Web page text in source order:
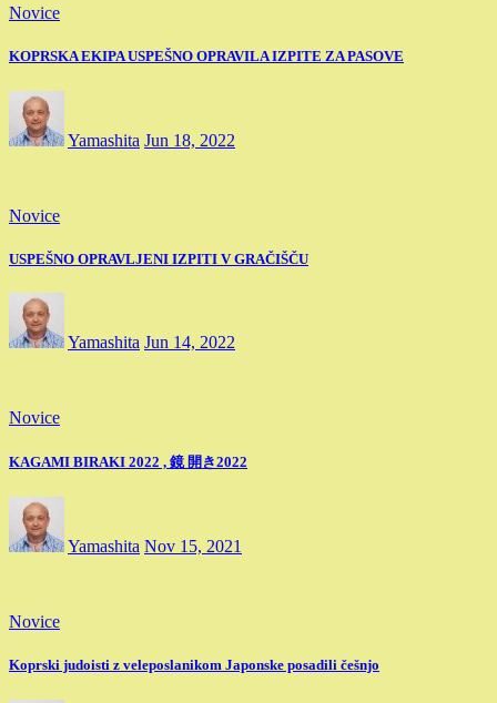
Novice
KOPRSKA EKIPA USPEŠNO OPRAVILA IZPITE ZA PASOVE
Yamashita Jun 18, 2022
Novice
USPEŠNO OPRAVLJENI IZPITI V GRAČIŠČU
Yamashita Jun 14, 2022
Novice
KAGAMI BIRAKI 2022 , 鏡 開き2022
Yamashita Nov 15, 2021
Novice
Koprski judoisti z veleposlanikom Japonske posadili češnjo